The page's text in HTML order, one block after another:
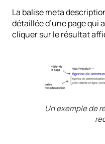
La balise meta
détaillée d’une page qui
cliquer sur le résultat
Un exemple de